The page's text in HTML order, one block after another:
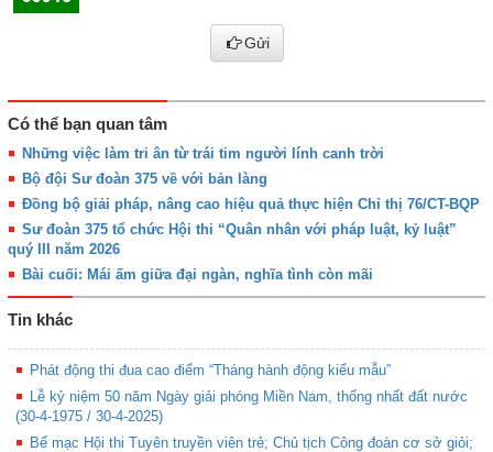
Gửi
Có thể bạn quan tâm
Những việc làm tri ân từ trái tim người lính canh trời
Bộ đội Sư đoàn 375 về với bản làng
Đồng bộ giải pháp, nâng cao hiệu quả thực hiện Chỉ thị 76/CT-BQP
Sư đoàn 375 tổ chức Hội thi “Quân nhân với pháp luật, kỷ luật”
quý III năm 2026
Bài cuối: Mái ấm giữa đại ngàn, nghĩa tình còn mãi
Tin khác
Phát động thi đua cao điểm “Tháng hành động kiểu mẫu”
Lễ kỷ niệm 50 năm Ngày giải phóng Miền Nam, thống nhất đất nước
(30-4-1975 / 30-4-2025)
Bế mạc Hội thi Tuyên truyền viên trẻ; Chủ tịch Công đoàn cơ sở giỏi;